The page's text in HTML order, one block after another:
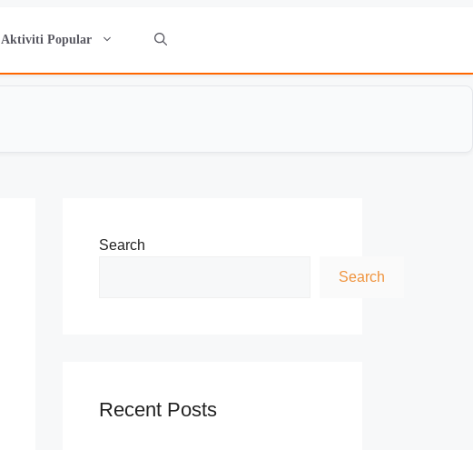
Aktiviti Popular
Search
Search
Recent Posts